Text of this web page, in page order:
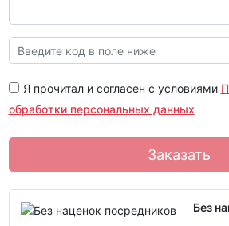
Я прочитал и согласен с условиями
обработки персональных данных
Заказать
Без